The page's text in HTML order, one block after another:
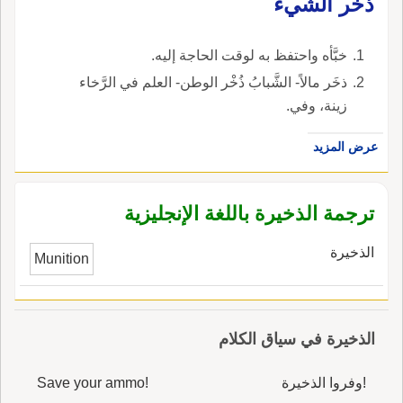
خبَّأه واحتفظ به لوقت الحاجة إليه.
ذخَر مالاً- الشَّبابُ ذُخْر الوطن- العلم في الرَّخاء
زينة، وفي.
عرض المزيد
ترجمة الذخيرة باللغة الإنجليزية
الذخيرة Munition
الذخيرة في سياق الكلام
!وفروا الذخيرة Save your ammo!